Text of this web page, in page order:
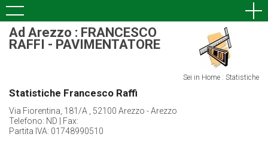
Ad Arezzo : FRANCESCO
RAFFI - PAVIMENTATORE
Sei in Home : Statistiche
Statistiche Francesco Raffi
Via Fiorentina, 181/A , 52100 Arezzo - Arezzo
Telefono: ND | Fax:
Partita IVA: 01748990510